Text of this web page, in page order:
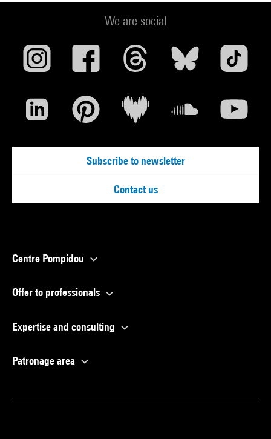
We are social
Subscribe to newsletter
Contact us
Centre Pompidou
Offer to professionals
Expertise and consulting
Patronage area